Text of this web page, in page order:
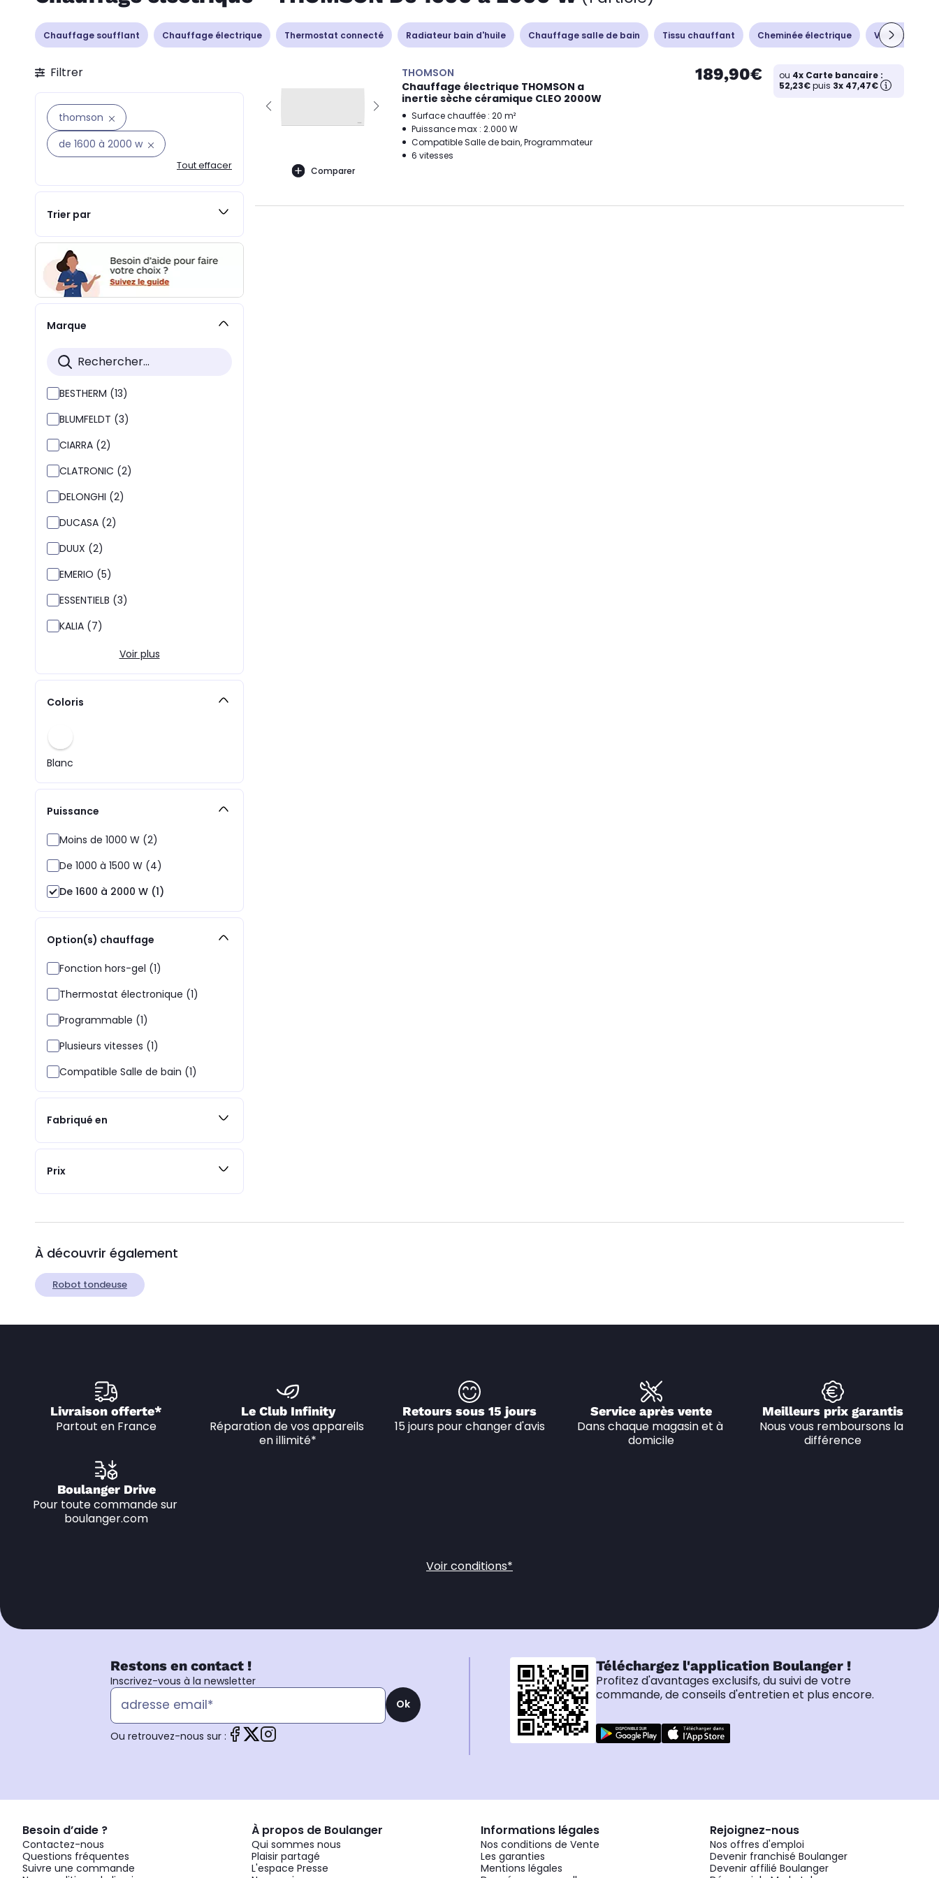
Chauffage soufflant Chauffage électrique Thermostat connecté Radiateur bain d'huile Chauffage salle de bain Tissu chauffant Cheminée électrique Ventilation -
Filtrer
thomson
de 1600 à 2000 w
Tout effacer
Trier par
Marque
BESTHERM (13)
BLUMFELDT (3)
CIARRA (2)
CLATRONIC (2)
DELONGHI (2)
DUCASA (2)
DUUX (2)
EMERIO (5)
ESSENTIELB (3)
KALIA (7)
Voir plus
Coloris
Blanc
Puissance
Moins de 1000 W (2)
De 1000 à 1500 W (4)
De 1600 à 2000 W (1)
Option(s) chauffage
Fonction hors-gel (1)
Thermostat électronique (1)
Programmable (1)
Plusieurs vitesses (1)
Compatible Salle de bain (1)
Fabriqué en
Prix
Comparer
THOMSON
Chauffage électrique THOMSON a
inertie sèche céramique CLEO 2000W
Surface chauffée : 20 m²
Puissance max : 2.000 W
Compatible Salle de bain, Programmateur
6 vitesses
189,90€ ou 4x Carte bancaire :
52,23€puis 3x 47,47€
À découvrir également
Robot tondeuse
Livraison offerte*
Partout en France
Le Club Infinity
Réparation de vos appareils
en illimité*
Retours sous 15 jours
15 jours pour changer d'avis
Service après vente
Dans chaque magasin et à
domicile
Meilleurs prix garantis
Nous vous remboursons la
différence
Boulanger Drive
Pour toute commande sur
boulanger.com
Voir conditions*
Restons en contact !
Inscrivez-vous à la newsletter
Ok
Ou retrouvez-nous sur :
Téléchargez l'application Boulanger !
Profitez d'avantages exclusifs, du suivi de votre
commande, de conseils d'entretien et plus encore.
Besoin d’aide ?
Contactez-nous
Questions fréquentes
Suivre une commande
À propos de Boulanger
Qui sommes nous
Plaisir partagé
L'espace Presse
Informations légales
Nos conditions de Vente
Les garanties
Mentions légales
Rejoignez-nous
Nos offres d'emploi
Devenir franchisé Boulanger
Devenir affilié Boulanger